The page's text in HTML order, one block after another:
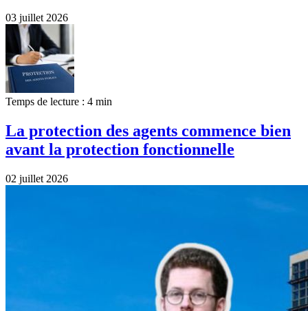
03 juillet 2026
Temps de lecture : 4 min
La protection des agents commence bien
avant la protection fonctionnelle
02 juillet 2026